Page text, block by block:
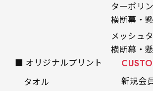
ターポリン
横断幕・
メッシュ
横断幕・
■ オリジナルプリント
タオル
新規会